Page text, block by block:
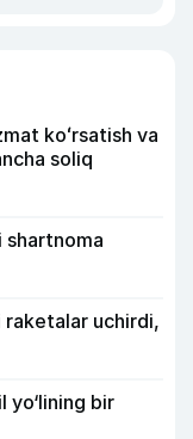
koʻrsatish va
soliq
shartnoma
raketalar uchirdi,
yo‘lining bir